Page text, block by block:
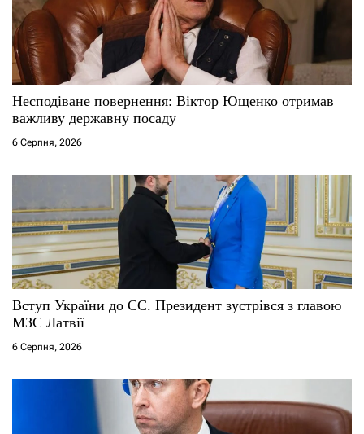
Несподіване повернення: Віктор Ющенко отримав
важливу державну посаду
6 Серпня, 2026
Вступ України до ЄС. Президент зустрівся з главою
МЗС Латвії
6 Серпня, 2026